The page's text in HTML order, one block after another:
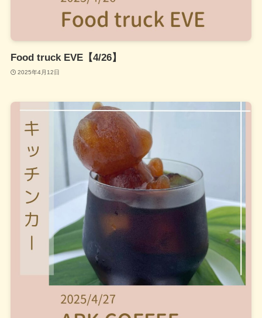
Food truck EVE【4/26】
2025年4月12日